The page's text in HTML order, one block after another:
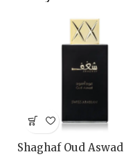
Shaghaf Oud Aswad